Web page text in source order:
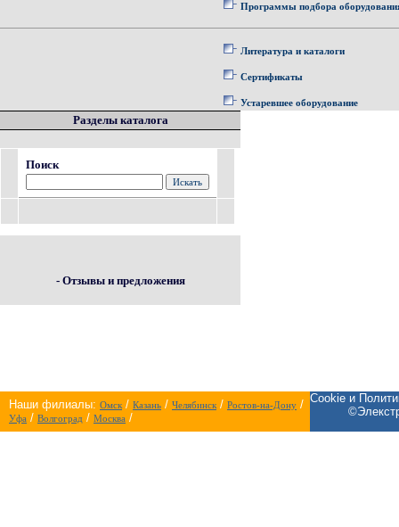
Программы подбора
Литература и каталоги
Сертификаты
Устаревшее оборудование
Разделы каталога
Поиск
- Отзывы и предложения
Наши филиалы: Омск/ Казань / Челябинск/ Ростов-на-Дону /
Уфа / Волгоград / Москва /
Cookie и